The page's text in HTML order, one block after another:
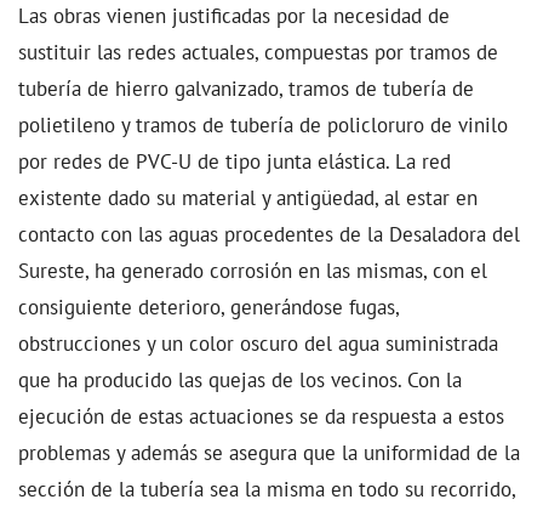
Las obras vienen justificadas por la necesidad de
sustituir las redes actuales, compuestas por tramos de
tubería de hierro galvanizado, tramos de tubería de
polietileno y tramos de tubería de policloruro de vinilo
por redes de PVC-U de tipo junta elástica. La red
existente dado su material y antigüedad, al estar en
contacto con las aguas procedentes de la Desaladora del
Sureste, ha generado corrosión en las mismas, con el
consiguiente deterioro, generándose fugas,
obstrucciones y un color oscuro del agua suministrada
que ha producido las quejas de los vecinos. Con la
ejecución de estas actuaciones se da respuesta a estos
problemas y además se asegura que la uniformidad de la
sección de la tubería sea la misma en todo su recorrido,